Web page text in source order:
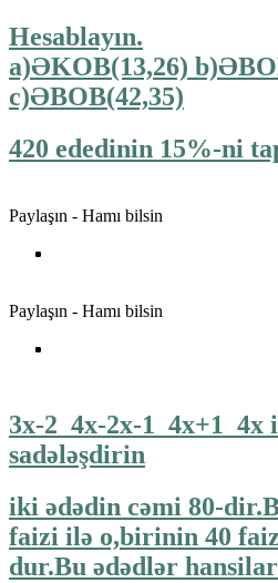
Hesablayın.
a)ƏKOB(13,26)
c)ƏBOB(42,35)
420 ededinin 15%-ni
Paylaşın - Hamı bilsin
Paylaşın - Hamı bilsin
3x-2_4x-2x-1_4x+1_4x
sadələşdirin
iki ədədin cəmi 80-
faizi ilə o,birinin 40
dur.Bu ədədlər